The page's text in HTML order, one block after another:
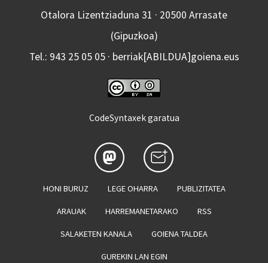
Otalora Lizentziaduna 31 · 20500 Arrasate
(Gipuzkoa)
Tel.: 943 25 05 05 · berriak[ABILDUA]goiena.eus
CodeSyntaxek garatua
HONI BURUZ LEGE OHARRA PUBLIZITATEA
ARAUAK HARREMANETARAKO RSS
SALAKETEN KANALA GOIENA TALDEA
GUREKIN LAN EGIN